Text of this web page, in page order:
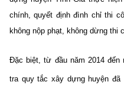
chính, quyết định đình chỉ thi
không nộp phạt, không dừng thi
Đặc biệt, từ đầu năm 2014 đến
tra quy tắc xây dựng huyện